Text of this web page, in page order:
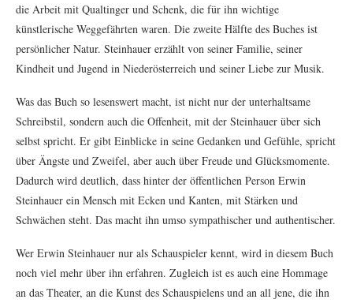
die Arbeit mit Qualtinger und Schenk, die für ihn wichtige
künstlerische Weggefährten waren. Die zweite Hälfte des Buches ist
persönlicher Natur. Steinhauer erzählt von seiner Familie, seiner
Kindheit und Jugend in Niederösterreich und seiner Liebe zur Musik.
Was das Buch so lesenswert macht, ist nicht nur der unterhaltsame
Schreibstil, sondern auch die Offenheit, mit der Steinhauer über sich
selbst spricht. Er gibt Einblicke in seine Gedanken und Gefühle, spricht
über Ängste und Zweifel, aber auch über Freude und Glücksmomente.
Dadurch wird deutlich, dass hinter der öffentlichen Person Erwin
Steinhauer ein Mensch mit Ecken und Kanten, mit Stärken und
Schwächen steht. Das macht ihn umso sympathischer und authentischer.
Wer Erwin Steinhauer nur als Schauspieler kennt, wird in diesem Buch
noch viel mehr über ihn erfahren. Zugleich ist es auch eine Hommage
an das Theater, an die Kunst des Schauspielens und an all jene, die ihn